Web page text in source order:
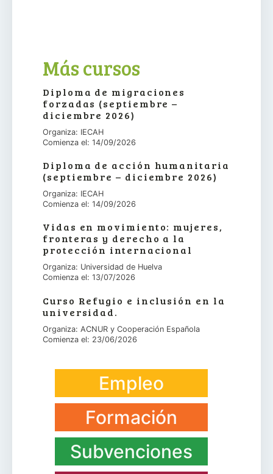
Más cursos
Diploma de migraciones
forzadas (septiembre –
diciembre 2026)
Organiza: IECAH
Comienza el: 14/09/2026
Diploma de acción humanitaria
(septiembre – diciembre 2026)
Organiza: IECAH
Comienza el: 14/09/2026
Vidas en movimiento: mujeres,
fronteras y derecho a la
protección internacional
Organiza: Universidad de Huelva
Comienza el: 13/07/2026
Curso Refugio e inclusión en la
universidad.
Organiza: ACNUR y Cooperación Española
Comienza el: 23/06/2026
Empleo
Formación
Subvenciones